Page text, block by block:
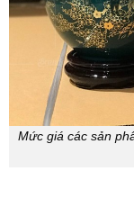
Mức giá các sản